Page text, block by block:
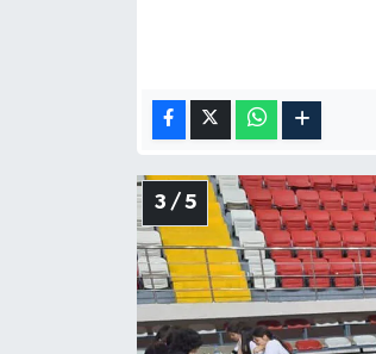
3 / 5